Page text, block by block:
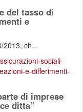
del tasso di
e
2013, ch...
sociali-
e-differimenti-
di imprese
ditta”